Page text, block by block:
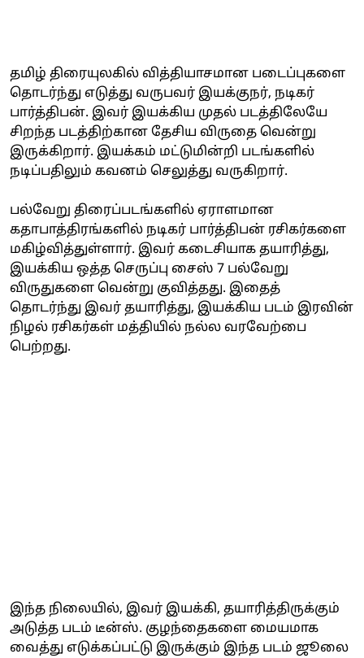
தமிழ் திரையுலகில் வித்தியாசமான படைப்புகளை
தொடர்ந்து எடுத்து வருபவர் இயக்குநர், நடிகர்
பார்த்திபன். இவர் இயக்கிய முதல் படத்திலேயே
சிறந்த படத்திற்கான தேசிய விருதை வென்று
இருக்கிறார். இயக்கம் மட்டுமின்றி படங்களில்
நடிப்பதிலும் கவனம் செலுத்து வருகிறார்.
பல்வேறு திரைப்படங்களில் ஏராளமான
கதாபாத்திரங்களில் நடிகர் பார்த்திபன் ரசிகர்களை
மகிழ்வித்துள்ளார். இவர் கடைசியாக தயாரித்து,
இயக்கிய ஒத்த செருப்பு சைஸ் 7 பல்வேறு
விருதுகளை வென்று குவித்தது. இதைத்
தொடர்ந்து இவர் தயாரித்து, இயக்கிய படம் இரவின்
நிழல் ரசிகர்கள் மத்தியில் நல்ல வரவேற்பை
பெற்றது.
இந்த நிலையில், இவர் இயக்கி, தயாரித்திருக்கும்
அடுத்த படம் டீன்ஸ். குழந்தைகளை மையமாக
வைத்து எடுக்கப்பட்டு இருக்கும் இந்த படம் ஜூலை